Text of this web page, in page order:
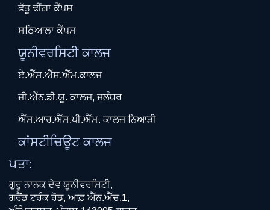
ਫੱਤੂ ਢੀਂਗਾ ਕੈਂਪਸ
ਸਠਿਆਲਾ ਕੈਂਪਸ
ਯੂਨੀਵਰਸਿਟੀ ਕਾਲਜ
ਏ.ਐੱਸ.ਐੱਸ.ਐੱਮ.ਕਾਲਜ
ਜੀ.ਐੱਨ.ਡੀ.ਯੂ. ਕਾਲਜ, ਜਲੰਧਰ
ਐੱਸ.ਆਰ.ਐੱਸ.ਪੀ.ਐੱਮ. ਕਾਲਜ ਨਿਆੜੀ
ਕਾਂਸਟੀਚਿਊਟ ਕਾਲਜ
ਪਤਾ:
ਗੁਰੂ ਨਾਨਕ ਦੇਵ ਯੂਨੀਵਰਸਿਟੀ,
ਗਰੈਂਡ ਟਰੰਕ ਰੋਡ, ਆਫ਼ ਐੱਨ.ਐੱਚ.1,